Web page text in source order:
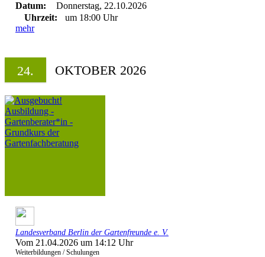
Datum:
Donnerstag, 22.10.2026
Uhrzeit:
um 18:00 Uhr
mehr
24. OKTOBER 2026
Landesverband Berlin der Gartenfreunde e. V.
Vom 21.04.2026 um 14:12 Uhr
Weiterbildungen / Schulungen